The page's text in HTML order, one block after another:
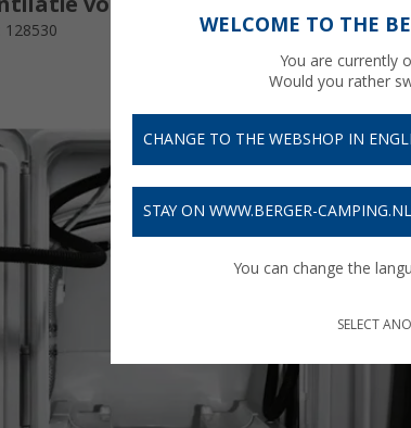
128530 WELCOME TO THE
You are currently
Would you rather
CHANGE TO THE WEBSHOP IN
STAY ON WWW.BERGER-CAMPING.NL
You can change the
SELECT